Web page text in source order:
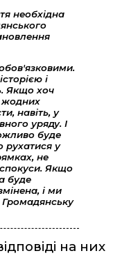
необхідна
і
Якщо хоч
жодних
навіть, у
уряду. І
буде
рухатися у
не
Якщо
буде
і ми
на них